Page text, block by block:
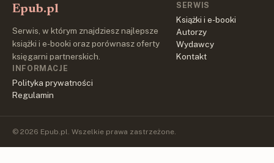
Epub.pl
Serwis, w którym znajdziesz najlepsze
książki i e-booki oraz porównasz oferty
księgarni partnerskich.
SERWIS
Książki i e-booki
Autorzy
Wydawcy
Kontakt
INFORMACJE
Polityka prywatności
Regulamin
© 2026 Epub.pl. Wszelkie prawa zastrzeżone.